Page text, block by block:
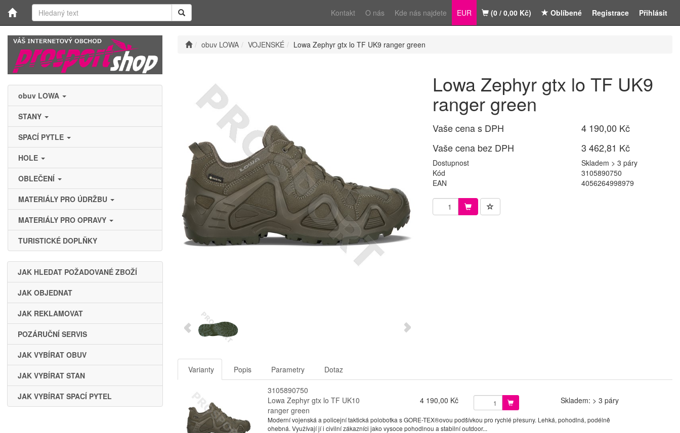
Registrace Přihlásit
Kontakt O nás Kde nás najdete EUR (0 / 0,00 Kč) Oblíbené
obuv LOWA
STANY
SPACÍ PYTLE
HOLE
OBLEČENÍ
MATERIÁLY PRO ÚDRŽBU
MATERIÁLY PRO OPRAVY
TURISTICKÉ DOPLŇKY
JAK HLEDAT POŽADOVANÉ ZBOŽÍ
JAK OBJEDNAT
JAK REKLAMOVAT
POZÁRUČNÍ SERVIS
JAK VYBÍRAT OBUV
JAK VYBÍRAT STAN
JAK VYBÍRAT SPACÍ PYTEL
obuv LOWA VOJENSKÉ Lowa Zephyr gtx lo TF UK9 ranger green
Lowa Zephyr gtx lo TF UK9
ranger green
Vaše cena s DPH
4 190,00 Kč
Vaše cena bez DPH
3 462,81 Kč
Dostupnost
Skladem > 3 páry
Kód
3105890750
EAN
4056264998979
Varianty Popis Parametry Dotaz
3105890750
Lowa Zephyr gtx lo TF UK10
ranger green
4 190,00 Kč Skladem: > 3 páry
Moderní vojenská a policejní taktická polobotka s GORE-TEX®ovou podšívkou pro rychlé přesuny. Lehká, pohodlná, podélně
ohebná. Využívají jí i civilní zákazníci jako vysoce pohodlnou a stabilní outdoor...